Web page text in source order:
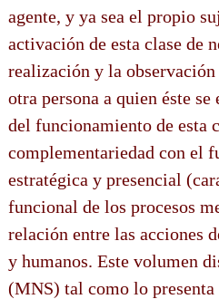
agente, y ya sea el propio
activación de esta clase de
realización y la
otra persona a quien éste
del funcionamiento de esta
complementariedad con el
estratégica y presencial
funcional de los procesos
relación entre las acciones
y humanos. Este volumen
(MNS) tal como lo